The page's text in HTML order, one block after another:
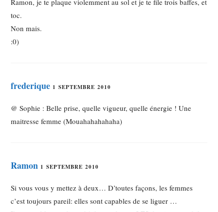
Ramon, je te plaque violemment au sol et je te file trois baffes, et
toc.
Non mais.
:0)
frederique 1 SEPTEMBRE 2010
@ Sophie : Belle prise, quelle vigueur, quelle énergie ! Une
maitresse femme (Mouahahahahaha)
Ramon 1 SEPTEMBRE 2010
Si vous vous y mettez à deux… D’toutes façons, les femmes
c’est toujours pareil: elles sont capables de se liguer …